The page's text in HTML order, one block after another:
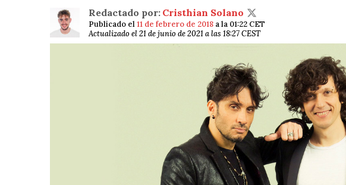
Redactado por: Cristhian Solano
Publicado el11 de febrero de 2018 a la 01:22 CET
Actualizado el 21 de junio de 2021 a las 18:27 CEST